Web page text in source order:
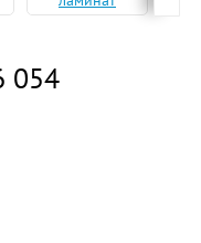
054